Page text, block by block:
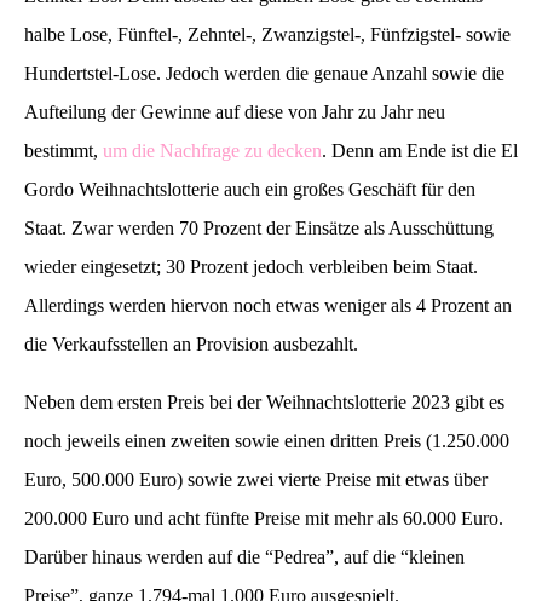
halbe Lose, Fünftel-, Zehntel-, Zwanzigstel-, Fünfzigstel- sowie
Hundertstel-Lose. Jedoch werden die genaue Anzahl sowie die
Aufteilung der Gewinne auf diese von Jahr zu Jahr neu
bestimmt, um die Nachfrage zu decken. Denn am Ende ist die El
Gordo Weihnachtslotterie auch ein großes Geschäft für den
Staat. Zwar werden 70 Prozent der Einsätze als Ausschüttung
wieder eingesetzt; 30 Prozent jedoch verbleiben beim Staat.
Allerdings werden hiervon noch etwas weniger als 4 Prozent an
die Verkaufsstellen an Provision ausbezahlt.
Neben dem ersten Preis bei der Weihnachtslotterie 2023 gibt es
noch jeweils einen zweiten sowie einen dritten Preis (1.250.000
Euro, 500.000 Euro) sowie zwei vierte Preise mit etwas über
200.000 Euro und acht fünfte Preise mit mehr als 60.000 Euro.
Darüber hinaus werden auf die “Pedrea”, auf die “kleinen
Preise”, ganze 1.794-mal 1.000 Euro ausgespielt.